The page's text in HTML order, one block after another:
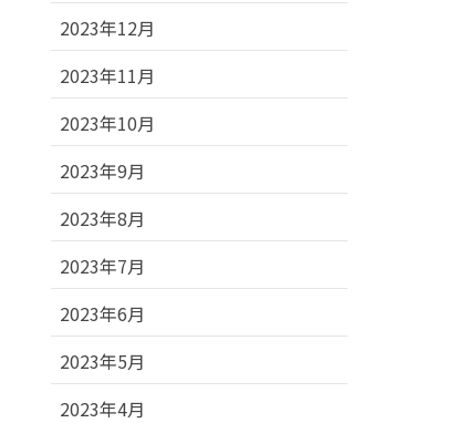
2023年12月
2023年11月
2023年10月
2023年9月
2023年8月
2023年7月
2023年6月
2023年5月
2023年4月